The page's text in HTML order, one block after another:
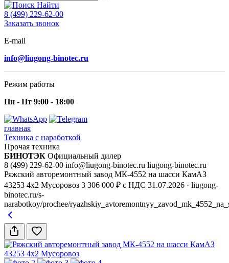
Найти
8 (499) 229-62-00
Заказать звонок
E-mail
info@liugong-binotec.ru
Режим работы
Пн - Пт 9:00 - 18:00
главная
Техника с наработкой
Прочая техника
БИНОТЭК Официальный дилер
8 (499) 229-62-00 info@liugong-binotec.ru liugong-binotec.ru
Ряжский авторемонтный завод МК-4552 на шасси КамАЗ
43253 4x2 Мусоровоз 3 306 000 ₽ с НДС 31.07.2026 · liugong-
binotec.ru/s-
narabotkoy/prochee/